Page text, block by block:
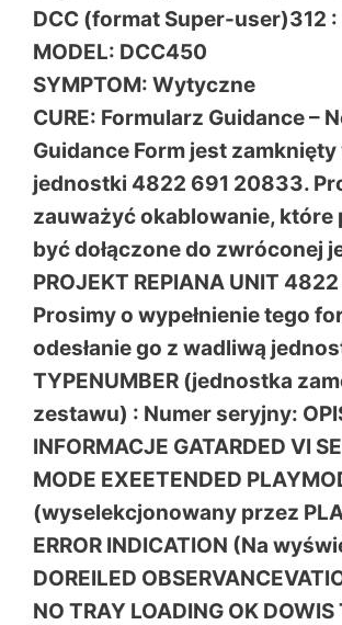
DCC (format Super-user)312
MODEL: DCC450
SYMPTOM: Wytyczne
CURE: Formularz Guidance –
Guidance Form jest
jednostki 4822 691 20833.
zauważyć okablowanie, które
być dołączone do zwróconej
PROJEKT REPIANA UNIT
Prosimy o wypełnienie tego
odesłanie go z wadliwą
TYPENUMBER (jednostka
zestawu) : Numer seryjny:
INFORMACJE GATARDED VI
MODE EXEETENDED
(wyselekcjonowany przez
ERROR INDICATION (Na
DOREILED
NO TRAY LOADING OK DOWIS